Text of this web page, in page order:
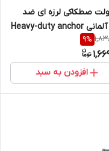
صطکاکی لرزه ای ضد
زلزله آلمانی Heavy-duty anchor
SLA B with
9%
افزودن به سبد